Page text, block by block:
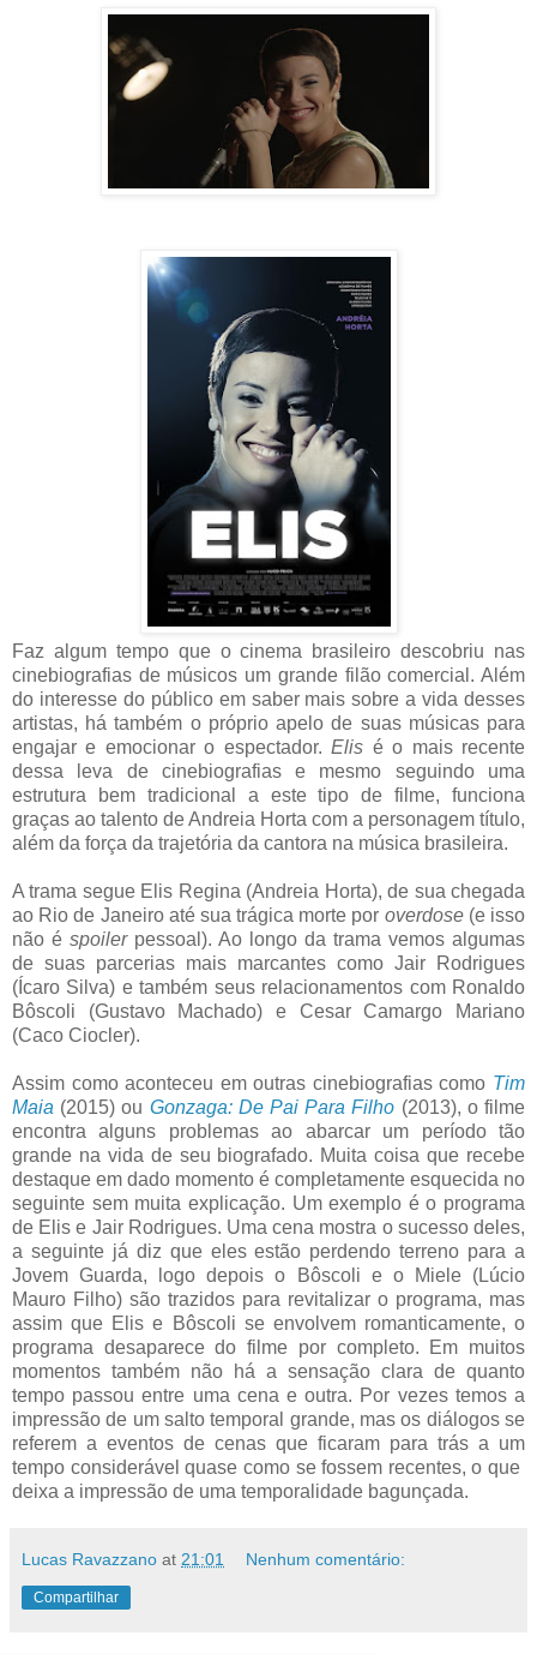
Faz algum tempo que o cinema brasileiro descobriu nas
cinebiografias de músicos um grande filão comercial. Além
do interesse do público em saber mais sobre a vida desses
artistas, há também o próprio apelo de suas músicas para
engajar e emocionar o espectador.Elis é o mais recente
dessa leva de cinebiografias e mesmo seguindo uma
estrutura bem tradicional a este tipo de filme, funciona
graças ao talento de Andreia Horta com a personagem título,
além da força da trajetória da cantora na música brasileira.
A trama segue Elis Regina (Andreia Horta), de sua chegada
ao Rio de Janeiro até sua trágica morte por overdose(e isso
não é spoilerpessoal). Ao longo da trama vemos algumas
de suas parcerias mais marcantes como Jair Rodrigues
(Ícaro Silva) e também seus relacionamentos com Ronaldo
Bôscoli (Gustavo Machado) e Cesar Camargo Mariano
(Caco Ciocler).
Assim como aconteceu em outras cinebiografias como Tim
Maia (2015) ou Gonzaga: De Pai Para Filho (2013), o filme
encontra alguns problemas ao abarcar um período tão
grande na vida de seu biografado. Muita coisa que recebe
destaque em dado momento é completamente esquecida no
seguinte sem muita explicação. Um exemplo é o programa
de Elis e Jair Rodrigues. Uma cena mostra o sucesso deles,
a seguinte já diz que eles estão perdendo terreno para a
Jovem Guarda, logo depois o Bôscoli e o Miele (Lúcio
Mauro Filho) são trazidos para revitalizar o programa, mas
assim que Elis e Bôscoli se envolvem romanticamente, o
programa desaparece do filme por completo. Em muitos
momentos também não há a sensação clara de quanto
tempo passou entre uma cena e outra. Por vezes temos a
impressão de um salto temporal grande, mas os diálogos se
referem a eventos de cenas que ficaram para trás a um
tempo considerável quase como se fossem recentes, o que
deixa a impressão de uma temporalidade bagunçada.
Lucas Ravazzano at 21:01 Nenhum comentário:
Compartilhar